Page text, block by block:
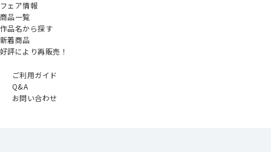
フェア情報
商品一覧
作品名から探す
新着商品
好評により再販売！
ご利用ガイド
Q&A
お問い合わせ